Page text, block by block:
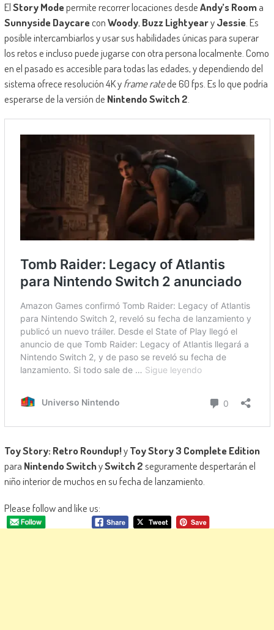
ElStory Modepermite recorrer locaciones desdeAndy’s Rooma
Sunnyside DaycareconWoody, Buzz LightyearyJessie. Es
posible intercambiarlos y usar sus habilidades únicas para superar
los retos e incluso puede jugarse con otra persona localmente. Como
en el pasado es accesible para todas las edades, y dependiendo del
sistema ofrece resolución 4K yframe ratede 60 fps. Es lo que podría
esperarse de la versión de Nintendo Switch 2.
Toy Story: Retro Roundup!yToy Story 3 Complete Edition
para Nintendo SwitchySwitch 2seguramente despertarán el
niño interior de muchos en su fecha de lanzamiento.
Please follow and like us: